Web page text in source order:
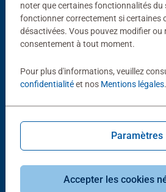
Choix populaires
Jeux
noter que certaines fonctionnalités du
fonctionner correctement si certaines
désactivées. Vous pouvez modifier ou
consentement à tout moment.
Pour plus d'informations, veuillez
confidentialitéet nos Mentions légales.
Paramètres
Accepter les cookies